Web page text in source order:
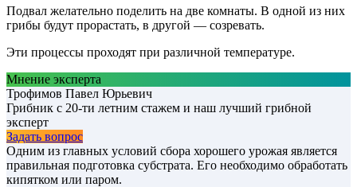
Подвал желательно поделить на две комнаты. В одной из них
грибы будут прорастать, в другой — созревать.
Эти процессы проходят при различной температуре.
Мнение эксперта
Трофимов Павел Юрьевич
Грибник с 20-ти летним стажем и наш лучший грибной
эксперт
Задать вопрос
Одним из главных условий сбора хорошего урожая является
правильная подготовка субстрата. Его необходимо обработать
кипятком или паром.